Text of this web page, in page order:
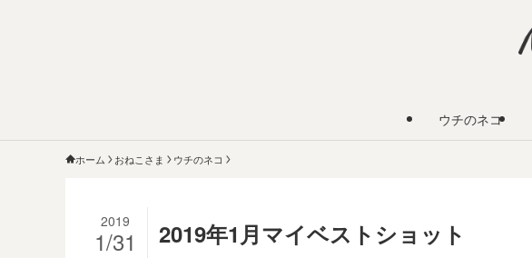
ウチのネコ
ホーム おねこさま ウチのネコ
2019年1月マイベストショット
2019
1/31